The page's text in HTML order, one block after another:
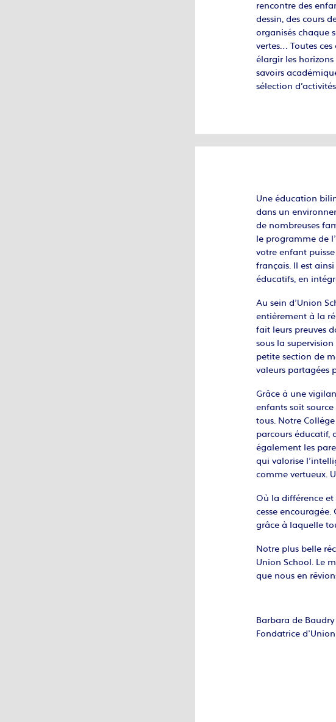
rencontre des
dessin, des cours
organisés chaque
vertes… Toutes
élargir les
savoirs
sélection
Une éducation
dans un
de nombreuses
le programme de
votre enfant
français. Il est
éducatifs, en
Au sein d’Union
entièrement à la
fait leurs preuves
sous la supervision
petite section de
valeurs partagées
Grâce à une
enfants soit
tous. Notre
parcours éducatif,
également les
qui valorise
comme vertueux.
Où la différence
cesse
grâce à laquelle
Notre plus belle
Union School. Le
que nous en
Barbara de Baudry
Fondatrice